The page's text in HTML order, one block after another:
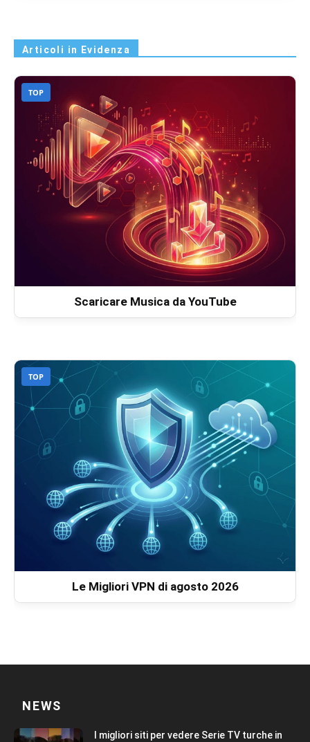
Articoli in Evidenza
TOP
Scaricare Musica da YouTube
TOP
Le Migliori VPN di agosto 2026
NEWS
I migliori siti per vedere Serie TV turche in